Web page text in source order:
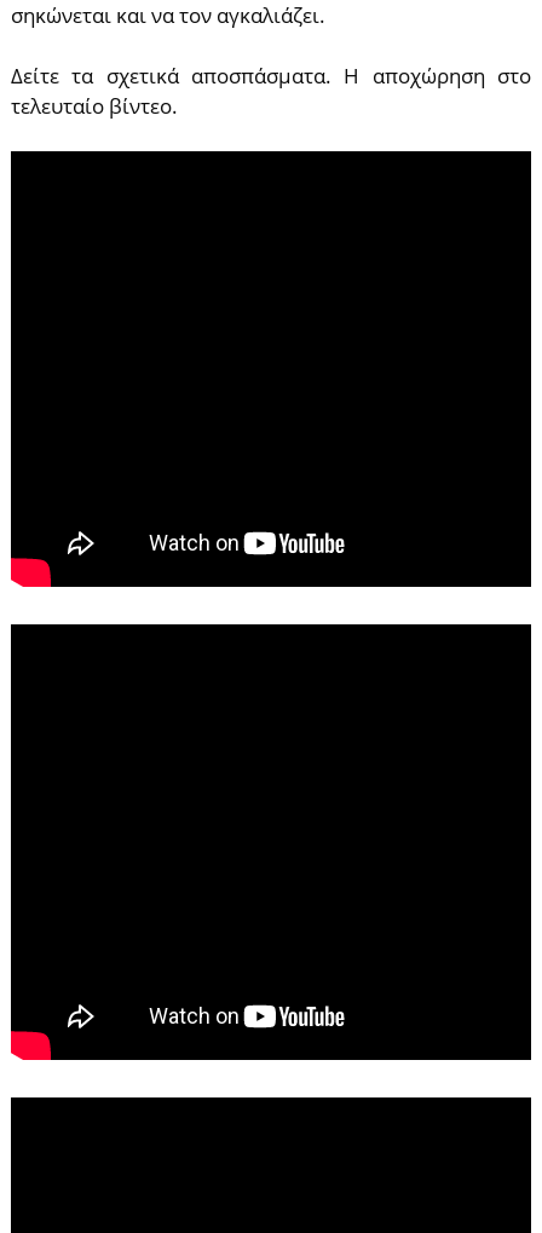
σηκώνεται και να τον αγκαλιάζει.
Δείτε τα σχετικά αποσπάσματα. Η αποχώρηση στο
τελευταίο βίντεο.